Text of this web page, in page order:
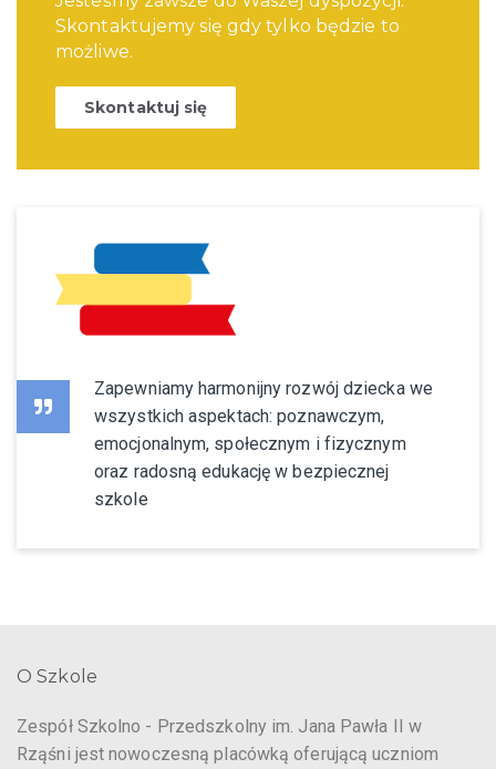
Skontaktujemy się gdy tylko będzie to
możliwe.
Skontaktuj się
Zapewniamy harmonijny rozwój dziecka we
wszystkich aspektach: poznawczym,
emocjonalnym, społecznym i fizycznym
oraz radosną edukację w bezpiecznej
szkole
O Szkole
Zespół Szkolno - Przedszkolny im. Jana Pawła II w
Rząśni jest nowoczesną placówką oferującą uczniom